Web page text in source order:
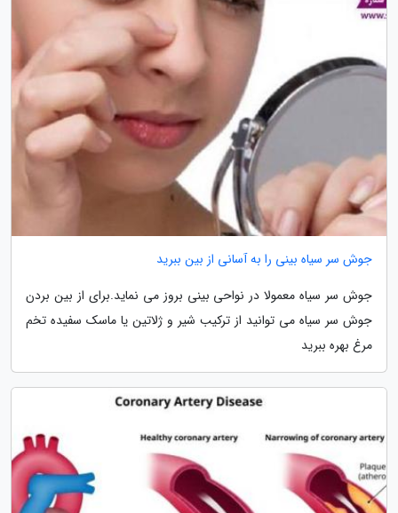
جوش سر سیاه بینی را به آسانی از بین ببرید
جوش سر سیاه معمولا در نواحی بینی بروز می نماید.برای از بین بردن
جوش سر سیاه می توانید از ترکیب شیر و ژلاتین یا ماسک سفیده تخم
مرغ بهره ببرید